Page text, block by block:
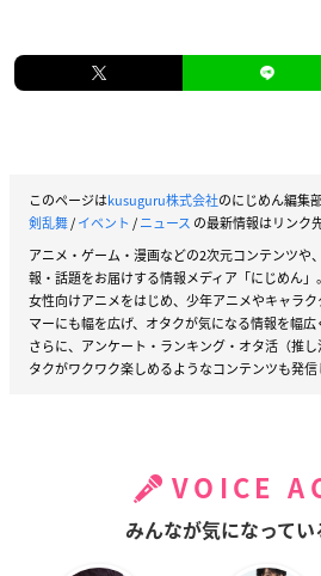
このページはkusuguru株式会社のにじめん編集
剣乱舞/イベント /ニュース の最新情報はリンク
アニメ・ゲーム・漫画などの2次元コンテンツや
報・話題をお届けする情報メディア「にじめん」。
女性向けアニメをはじめ、少年アニメやキャラ
マーにも幅を広げ、オタクが気になる情報を幅広
さらに、アンケート・ランキング・オタ活（推
タクがワクワク楽しめるようなコンテンツも発信
VOICE
みんなが気になってい